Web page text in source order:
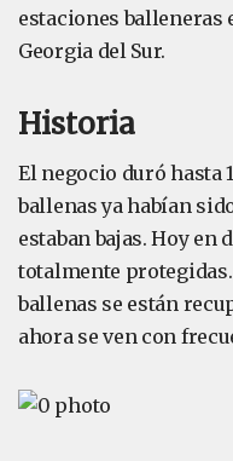
estaciones
Georgia del Sur.
Historia
El negocio duró hasta
ballenas ya habían
estaban bajas. Hoy en
totalmente
ballenas se están
ahora se ven con